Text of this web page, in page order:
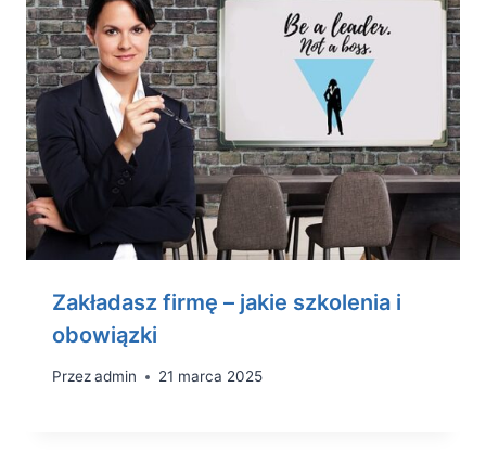
Zakładasz firmę – jakie szkolenia i
obowiązki
Przezadmin 21 marca 2025